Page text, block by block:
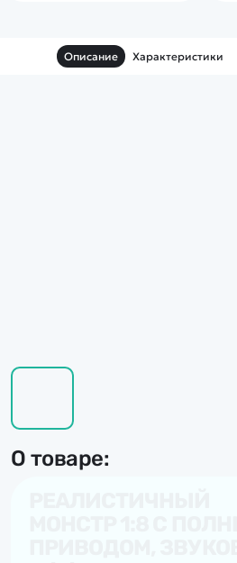
Описание Характеристики
О товаре: